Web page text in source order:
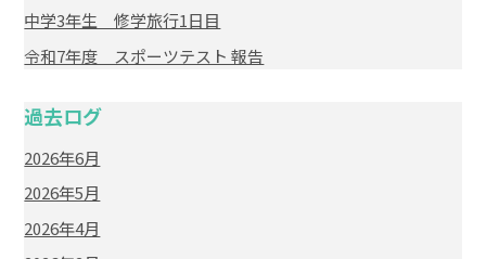
中学3年生 修学旅行1日目
令和7年度 スポーツテスト 報告
過去ログ
2026年6月
2026年5月
2026年4月